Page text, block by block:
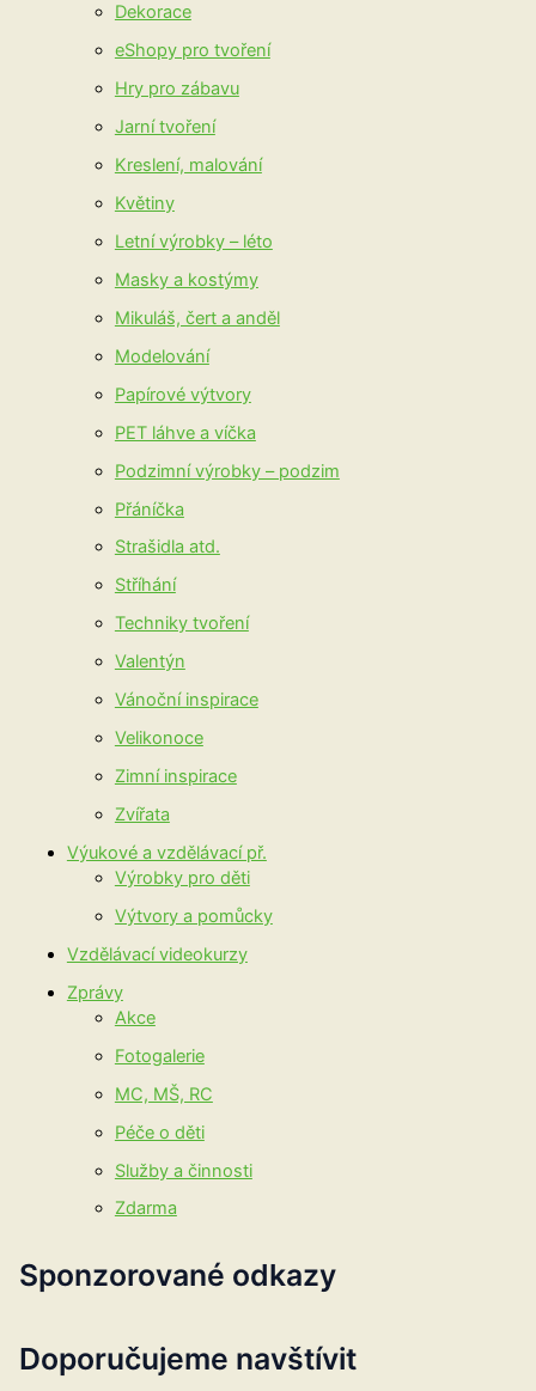
Dekorace
eShopy pro tvoření
Hry pro zábavu
Jarní tvoření
Kreslení, malování
Květiny
Letní výrobky – léto
Masky a kostýmy
Mikuláš, čert a anděl
Modelování
Papírové výtvory
PET láhve a víčka
Podzimní výrobky – podzim
Přáníčka
Strašidla atd.
Stříhání
Techniky tvoření
Valentýn
Vánoční inspirace
Velikonoce
Zimní inspirace
Zvířata
Výukové a vzdělávací př.
Výrobky pro děti
Výtvory a pomůcky
Vzdělávací videokurzy
Zprávy
Akce
Fotogalerie
MC, MŠ, RC
Péče o děti
Služby a činnosti
Zdarma
Sponzorované odkazy
Doporučujeme navštívit